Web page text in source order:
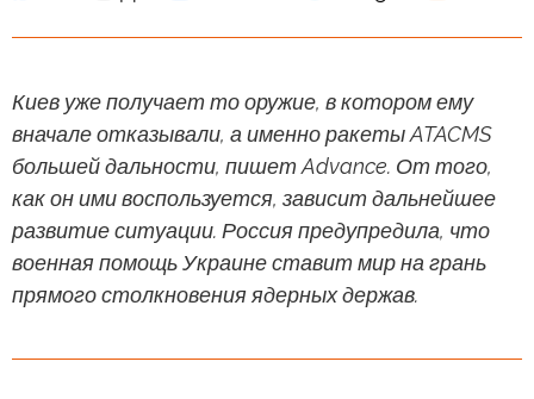
Киев уже получает то оружие, в котором ему
вначале отказывали, а именно ракеты ATACMS
большей дальности, пишет Advance. От того,
как он ими воспользуется, зависит дальнейшее
развитие ситуации. Россия предупредила, что
военная помощь Украине ставит мир на грань
прямого столкновения ядерных держав.